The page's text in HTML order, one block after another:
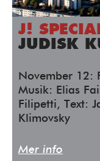
J!
JUDISK
November
Musik: Elias
Filipetti, Text:
Klimovsky
Mer info